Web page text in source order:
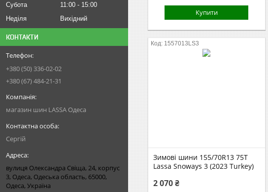
Субота
11:00
15:00
Неділя
Вихідний
КОНТАКТИ
+380 (50) 336-02-02
+380 (67) 484-21-31
магазин шин LASSA Одеса
Сергій
вулиця Олександра Свіща, 24, корпус
3, Одеса, Одеська область, 65000,
Одеса, Україна
Купити
1557013LS3
Зимові шини 155/70R13 75T
Lassa Snoways 3 (2023 Turkey)
2 070 ₴